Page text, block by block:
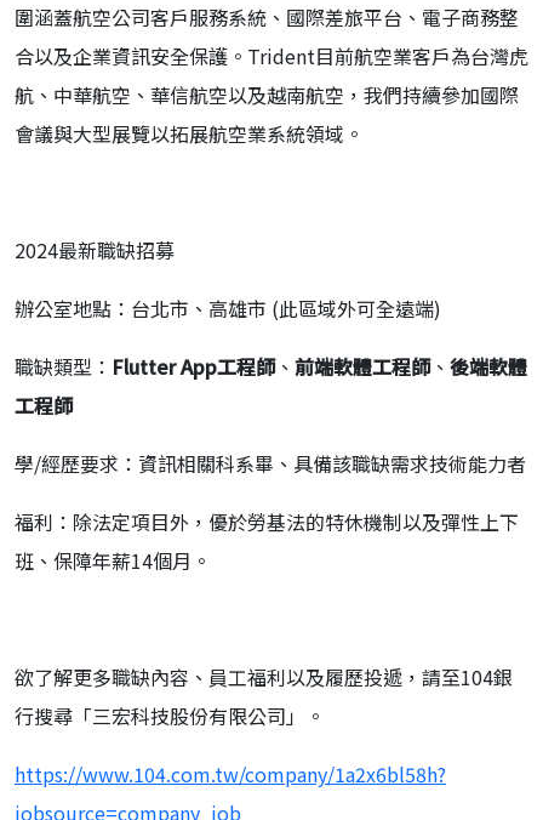
圍涵蓋航空公司客戶服務系統、國際差旅平台、電子商務整
合以及企業資訊安全保護。Trident目前航空業客戶為台灣虎
航、中華航空、華信航空以及越南航空，我們持續參加國際
會議與大型展覽以拓展航空業系統領域。
2024最新職缺招募
辦公室地點：台北市、高雄市 (此區域外可全遠端)
職缺類型： Flutter App工程師、 前端軟體工程師、 後端軟體
工程師
學/經歷要求：資訊相關科系畢、具備該職缺需求技術能力者
福利：除法定項目外，優於勞基法的特休機制以及彈性上下
班、保障年薪14個月。
欲了解更多職缺內容、員工福利以及履歷投遞，請至104銀
行搜尋「三宏科技股份有限公司」。
https://www.104.com.tw/company/1a2x6bl58h?
jobsource=company_job